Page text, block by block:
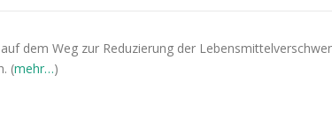
dem Weg zur Reduzierung der
(mehr…)